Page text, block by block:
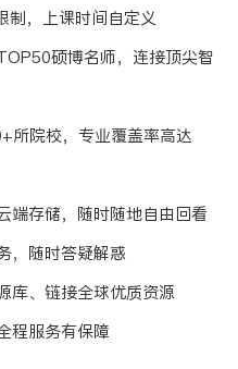
制，上课时间自定义
硕博名师，连接顶尖智
所院校，专业覆盖率高达
端存储，随时随地自由回看
，随时答疑解惑
库、链接全球优质资源
程服务有保障